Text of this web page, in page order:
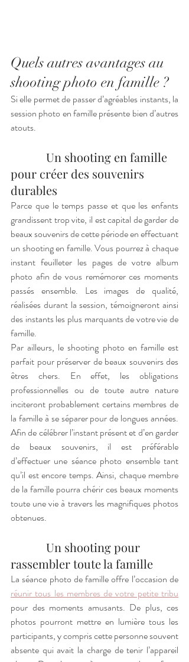
Quels autres avantages au
shooting photo en famille ?
Si elle permet de passer d’agréables instants, la
session photo en famille présente bien d’autres
atouts.
pour créer des souvenirs
durables
Parce que le temps passe et que les enfants
grandissent trop vite, il est capital de garder de
beaux souvenirs de cette période en effectuant
un shooting en famille. Vous pourrez à chaque
instant feuilleter les pages de votre album
photo afin de vous remémorer ces moments
passés ensemble. Les images de qualité,
réalisées durant la session, témoigneront ainsi
des instants les plus marquants de votre vie de
famille.
Par ailleurs, le shooting photo en famille est
parfait pour préserver de beaux souvenirs des
êtres chers. En effet, les obligations
professionnelles ou de toute autre nature
inciteront probablement certains membres de
la famille à se séparer pour de longues années.
Afin de célébrer l’instant présent et d’en garder
de beaux souvenirs, il est préférable
d’effectuer une séance photo ensemble tant
qu’il est encore temps. Ainsi, chaque membre
de la famille pourra chérir ces beaux moments
toute une vie à travers les magnifiques photos
obtenues.
rassembler toute la famille
réunir tous les membres de votre petite tribu
pour des moments amusants. De plus, ces
photos pourront mettre en lumière tous les
participants, y compris cette personne souvent
absente qui avait la charge de tenir l’appareil